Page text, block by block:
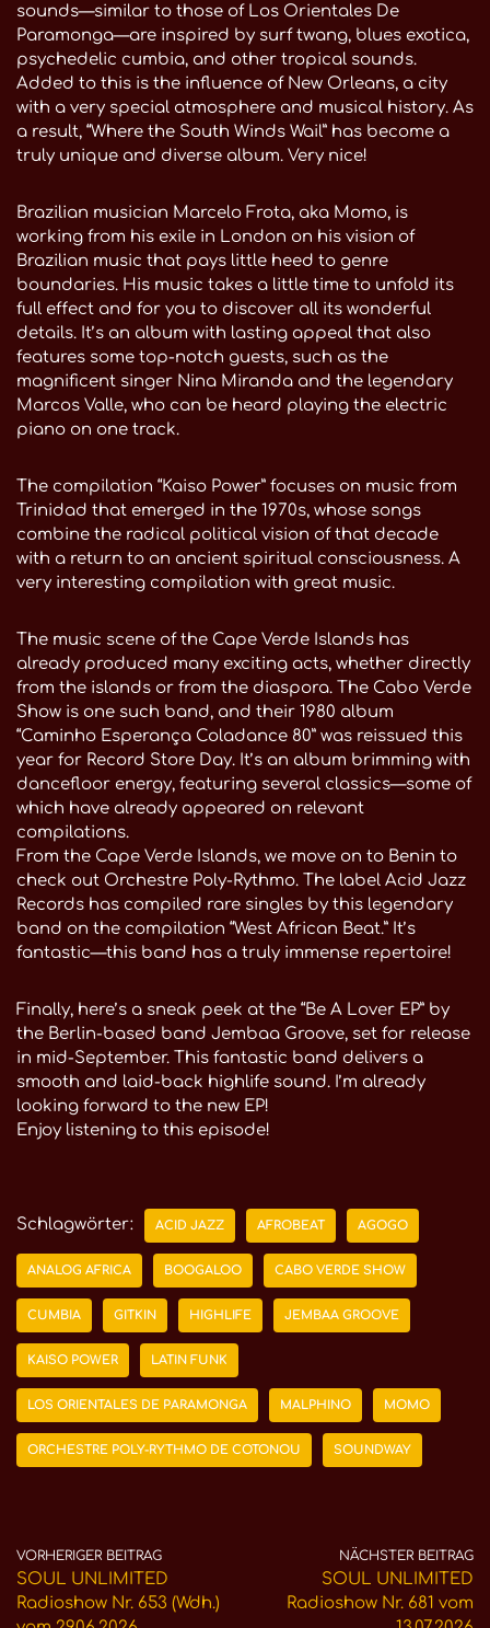
sounds—similar to those of Los Orientales De
Paramonga—are inspired by surf twang, blues exotica,
psychedelic cumbia, and other tropical sounds.
Added to this is the influence of New Orleans, a city
with a very special atmosphere and musical history. As
a result, “Where the South Winds Wail” has become a
truly unique and diverse album. Very nice!
Brazilian musician Marcelo Frota, aka Momo, is
working from his exile in London on his vision of
Brazilian music that pays little heed to genre
boundaries. His music takes a little time to unfold its
full effect and for you to discover all its wonderful
details. It’s an album with lasting appeal that also
features some top-notch guests, such as the
magnificent singer Nina Miranda and the legendary
Marcos Valle, who can be heard playing the electric
piano on one track.
The compilation “Kaiso Power” focuses on music from
Trinidad that emerged in the 1970s, whose songs
combine the radical political vision of that decade
with a return to an ancient spiritual consciousness. A
very interesting compilation with great music.
The music scene of the Cape Verde Islands has
already produced many exciting acts, whether directly
from the islands or from the diaspora. The Cabo Verde
Show is one such band, and their 1980 album
“Caminho Esperança Coladance 80” was reissued this
year for Record Store Day. It’s an album brimming with
dancefloor energy, featuring several classics—some of
which have already appeared on relevant
compilations.
From the Cape Verde Islands, we move on to Benin to
check out Orchestre Poly-Rythmo. The label Acid Jazz
Records has compiled rare singles by this legendary
band on the compilation “West African Beat.” It’s
fantastic—this band has a truly immense repertoire!
Finally, here’s a sneak peek at the “Be A Lover EP” by
the Berlin-based band Jembaa Groove, set for release
in mid-September. This fantastic band delivers a
smooth and laid-back highlife sound. I’m already
looking forward to the new EP!
Enjoy listening to this episode!
Schlagwörter: ACID JAZZ AFROBEAT AGOGO
ANALOG AFRICA BOOGALOO CABO VERDE SHOW
CUMBIA GITKIN HIGHLIFE JEMBAA GROOVE
KAISO POWER LATIN FUNK
LOS ORIENTALES DE PARAMONGA MALPHINO MOMO
ORCHESTRE POLY-RYTHMO DE COTONOU SOUNDWAY
VORHERIGER BEITRAG
SOUL UNLIMITED
Radioshow Nr. 653 (Wdh.)
NÄCHSTER BEITRAG
SOUL UNLIMITED
Radioshow Nr. 681 vom